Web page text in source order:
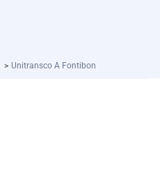
> Unitransco A Fontibon